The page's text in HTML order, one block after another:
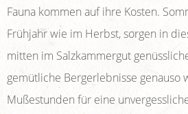
Fauna kommen auf ihre Kosten.
Frühjahr wie im Herbst, sorgen in
mitten im Salzkammergut
gemütliche Bergerlebnisse genauso
Mußestunden für eine